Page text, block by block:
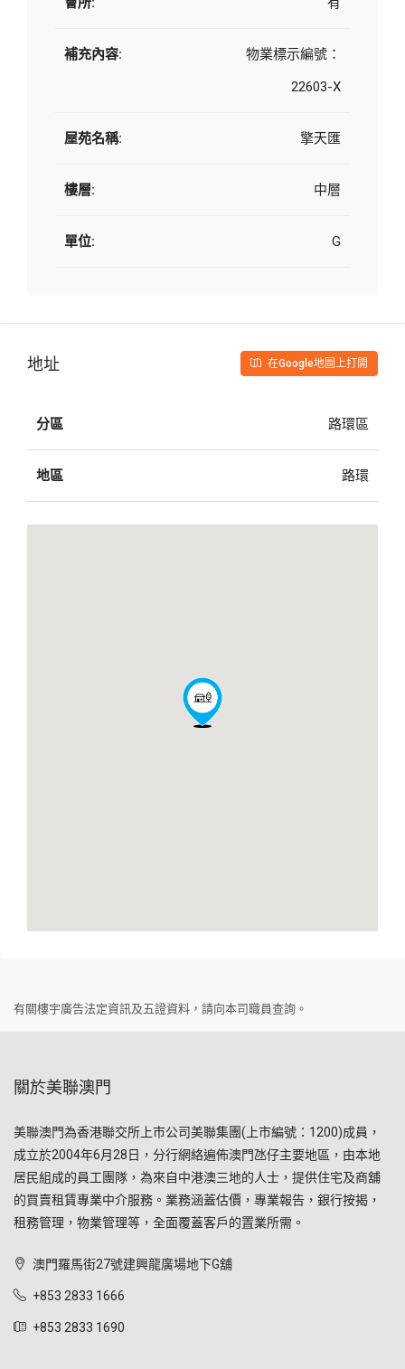
補充內容:
物業標示編號：
22603-X
屋苑名稱: 擎天匯
樓層: 中層
單位: G
地址 在Google地圖上打開
分區 路環區
地區 路環
有關樓宇廣告法定資訊及五證資料，請向本司職員查詢。
關於美聯澳門
美聯澳門為香港聯交所上市公司美聯集團(上市編號：1200)成員，
成立於2004年6月28日，分行網絡遍佈澳門氹仔主要地區，由本地
居民組成的員工團隊，為來自中港澳三地的人士，提供住宅及商舖
的買賣租賃專業中介服務。業務涵蓋估價，專業報告，銀行按揭，
租務管理，物業管理等，全面覆蓋客戶的置業所需。
澳門羅馬街27號建興龍廣場地下G舖
+853 2833 1666
+853 2833 1690